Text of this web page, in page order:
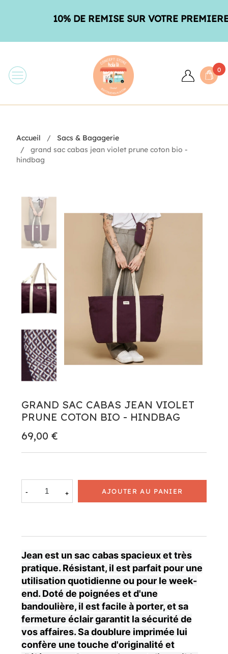
10% DE REMISE SUR VOTRE PREMIERE
0
Accueil
Sacs & Bagagerie
grand sac cabas jean violet prune coton bio -
hindbag
GRAND SAC CABAS JEAN VIOLET
PRUNE COTON BIO - HINDBAG
69,00 €
AJOUTER AU PANIER
Jean est un sac cabas spacieux et très
pratique. Résistant, il est parfait pour une
utilisation quotidienne ou pour le week-
end. Doté de poignées et d'une
bandoulière, il est facile à porter, et sa
fermeture éclair garantit la sécurité de
vos affaires. Sa doublure imprimée lui
confère une touche d'originalité et